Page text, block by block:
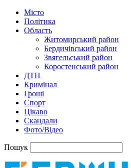
Місто
Політика
Область
Житомирський район
Бердичівський район
Звягельський район
Коростенський район
ДТП
Кримінал
Гроші
Спорт
Цікаво
Скандали
Фото/Відео
Пошук